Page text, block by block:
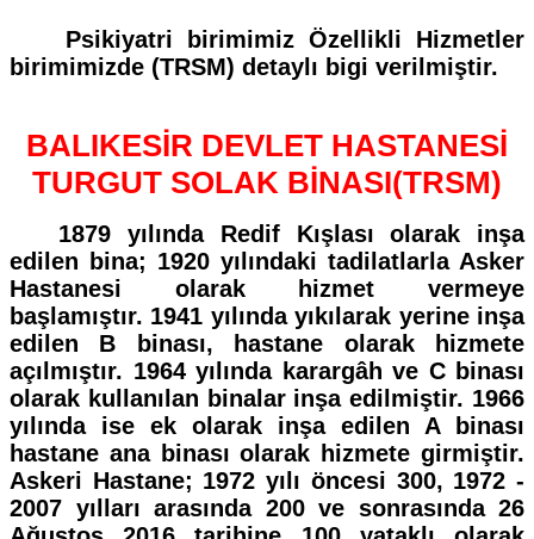
Psikiyatri birimimiz Özellikli Hizmetler
birimimizde (TRSM) detaylı bigi verilmiştir.
BALIKESİR DEVLET HASTANESİ
TURGUT SOLAK BİNASI(TRSM)
1879 yılında Redif Kışlası olarak inşa
edilen bina; 1920 yılındaki tadilatlarla Asker
Hastanesi olarak hizmet vermeye
başlamıştır. 1941 yılında yıkılarak yerine inşa
edilen B binası, hastane olarak hizmete
açılmıştır. 1964 yılında karargâh ve C binası
olarak kullanılan binalar inşa edilmiştir. 1966
yılında ise ek olarak inşa edilen A binası
hastane ana binası olarak hizmete girmiştir.
Askeri Hastane; 1972 yılı öncesi 300, 1972 -
2007 yılları arasında 200 ve sonrasında 26